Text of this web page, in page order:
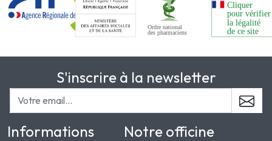
S'inscrire à la newsletter
Informations Notre officine